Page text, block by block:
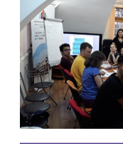
к
т
п
у
б
л